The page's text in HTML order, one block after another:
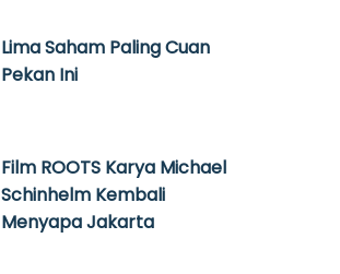
Lima Saham Paling Cuan
Pekan Ini
Film ROOTS Karya Michael
Schinhelm Kembali
Menyapa Jakarta